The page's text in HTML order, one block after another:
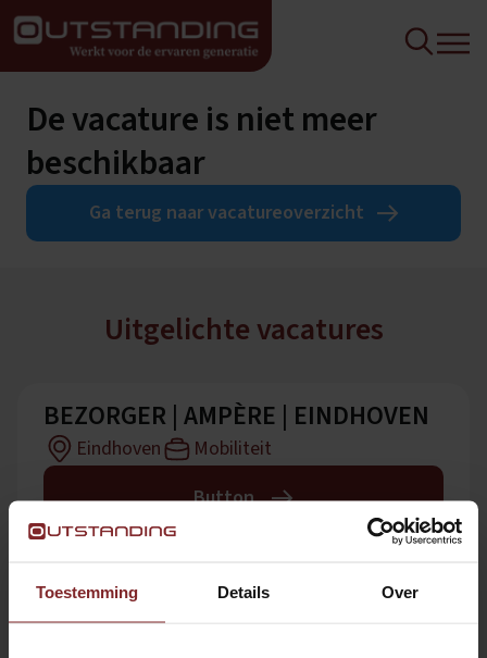
Toestemming Details Over
De vacature is niet meer
beschikbaar
Ga terug naar vacatureoverzicht
Uitgelichte vacatures
BEZORGER | AMPÈRE | EINDHOVEN
Eindhoven
Mobiliteit
Button
BODE / FACILITAIR MEDEWERKER |
LELYSTAD | VOOR DE ERVAREN